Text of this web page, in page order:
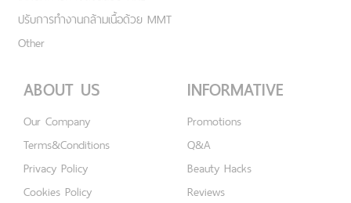
ปรับการทำงานกล้ามเนื้อด้วย MMT
Other
ABOUT US
Our Company
Terms&Conditions
Privacy Policy
Cookies Policy
INFORMATIVE
Promotions
Q&A
Beauty Hacks
Reviews